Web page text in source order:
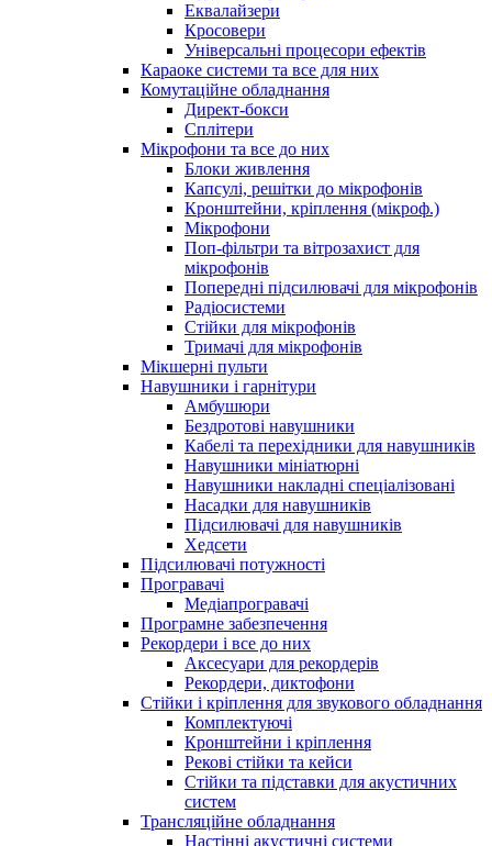
Еквалайзери
Кросовери
Універсальні процесори ефектів
Караоке системи та все для них
Комутаційне обладнання
Директ-бокси
Сплітери
Мікрофони та все до них
Блоки живлення
Капсулі, решітки до мікрофонів
Кронштейни, кріплення (мікроф.)
Мікрофони
Поп-фільтри та вітрозахист для
мікрофонів
Попередні підсилювачі для мікрофонів
Радіосистеми
Стійки для мікрофонів
Тримачі для мікрофонів
Мікшерні пульти
Навушники і гарнітури
Амбушюри
Бездротові навушники
Кабелі та перехідники для навушників
Навушники мініатюрні
Навушники накладні спеціалізовані
Насадки для навушників
Підсилювачі для навушників
Хедсети
Підсилювачі потужності
Програвачі
Медіапрогравачі
Програмне забезпечення
Рекордери і все до них
Аксесуари для рекордерів
Рекордери, диктофони
Стійки і кріплення для звукового обладнання
Комплектуючі
Кронштейни і кріплення
Рекові стійки та кейси
Стійки та підставки для акустичних
систем
Трансляційне обладнання
Настінні акустичні системи